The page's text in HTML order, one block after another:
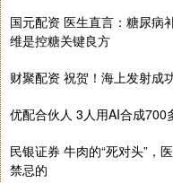
国元配资 医生直言：糖尿病
维是控糖关键良方
财聚配资 祝贺！海上发射成
优配合伙人 3人用AI合成700
民银证券 牛肉的“死对头”，
禁忌的